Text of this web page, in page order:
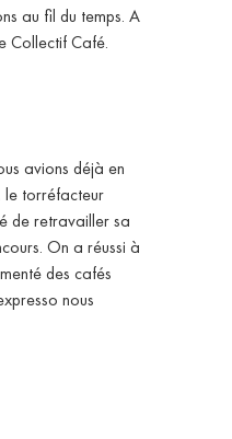
au fil du temps. A
Collectif Café.
avions déjà en
le torréfacteur
de retravailler sa
On a réussi à
des cafés
nous